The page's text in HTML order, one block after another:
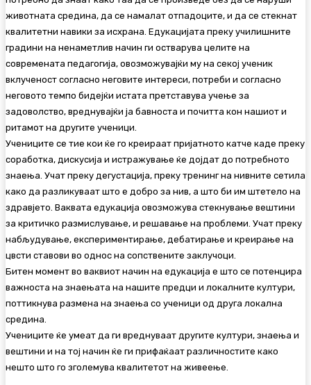
животната средина, да се намалат отпадоците, и да се стекнат
квалитетни навики за исхрана. Едукацијата преку училишните
градини на ненаметлив начин ги остварува целите на
современата педагогија, овозможувајќи му на секој ученик
вклученост согласно неговите интереси, потреби и согласно
неговото темпо бидејќи истата претставува учење за
задоволство, вреднувајќи ја бавноста и почитта кон нашиот и
ритамот на другите ученици.
Учениците се тие кои ќе го креираат пријатното катче каде преку
соработка, дискусија и истражување ќе дојдат до потребното
знаења. Учат преку дегустација, преку тренинг на нивните сетила
како да разликуваат што е добро за нив, а што би им штетело на
здравјето. Ваквата едукација овозможува стекнување вештини
за критичко размислување, и решавање на проблеми. Учат преку
набљудување, експериментирање, дебатирање и креирање на
цвсти ставови во однос на сопствените заклучоци.
Битен момент во ваквиот начин на едукација е што се потенцира
важноста на знаењата на нашите предци и локалните култури,
поттикнува размена на знаења со ученици од друга локална
средина.
Учениците ќе умеат да ги вреднуваат другите култури, знаења и
вештини и на тој начин ќе ги прифаќаат различностите како
нешто што го зголемува квалитетот на живеење.